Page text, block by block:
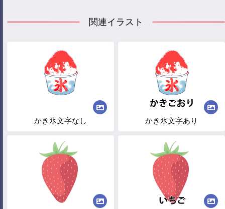
関連イラスト
かき氷文字なし かき氷文字あり